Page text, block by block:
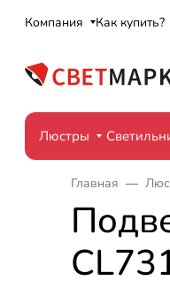
Компания Как купить?
Люстры
Главная